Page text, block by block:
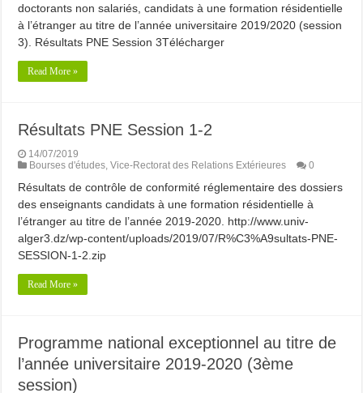
doctorants non salariés, candidats à une formation résidentielle
à l’étranger au titre de l’année universitaire 2019/2020 (session
3). Résultats PNE Session 3Télécharger
Read More »
Résultats PNE Session 1-2
14/07/2019
Bourses d'études,Vice-Rectorat des Relations Extérieures 0
Résultats de contrôle de conformité réglementaire des dossiers
des enseignants candidats à une formation résidentielle à
l’étranger au titre de l’année 2019-2020. http://www.univ-
alger3.dz/wp-content/uploads/2019/07/R%C3%A9sultats-PNE-
SESSION-1-2.zip
Read More »
Programme national exceptionnel au titre de
l’année universitaire 2019-2020 (3ème
session)